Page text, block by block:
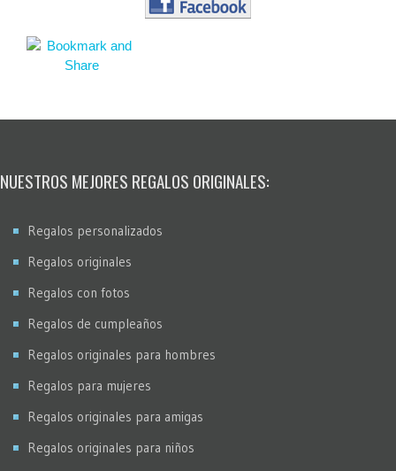
NUESTROS MEJORES REGALOS ORIGINALES:
Regalos personalizados
Regalos originales
Regalos con fotos
Regalos de cumpleaños
Regalos originales para hombres
Regalos para mujeres
Regalos originales para amigas
Regalos originales para niños